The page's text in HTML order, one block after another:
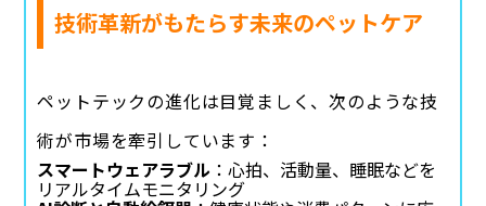
技術革新がもたらす未来のペットケア
ペットテックの進化は目覚ましく、次のような技
術が市場を牽引しています：
スマートウェアラブル ：心拍、活動量、睡眠などを
リアルタイムモニタリング